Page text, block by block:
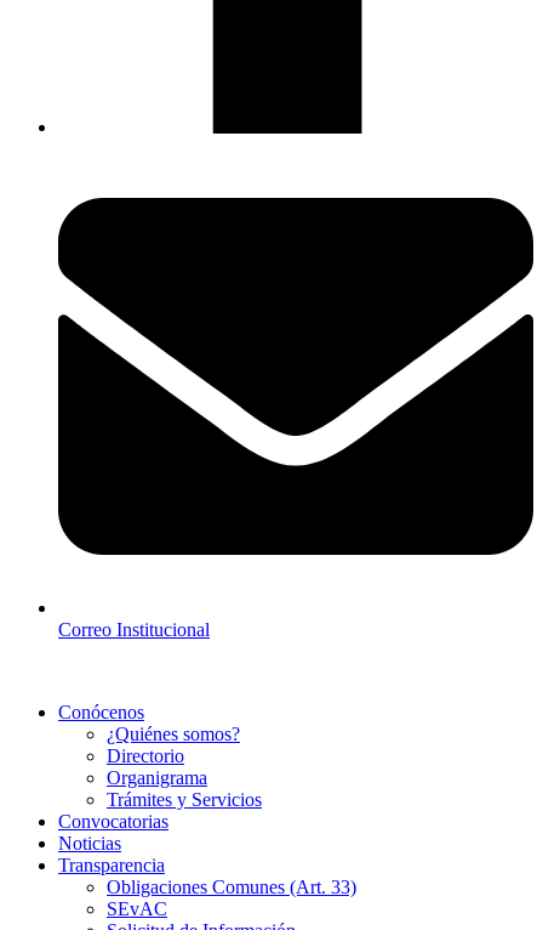
Correo Institucional
Conócenos
¿Quiénes somos?
Directorio
Organigrama
Trámites y Servicios
Convocatorias
Noticias
Transparencia
Obligaciones Comunes (Art. 33)
SEvAC